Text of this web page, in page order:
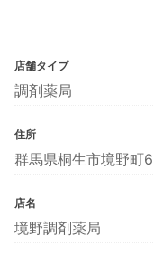
店舗タイプ
調剤薬局
住所
群馬県桐生市境野町
店名
境野調剤薬局